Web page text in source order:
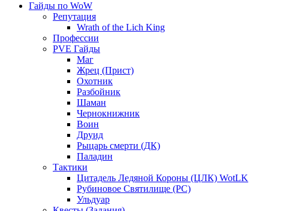
Гайды по WoW
Репутация
Wrath of the Lich King
Профессии
PVE Гайды
Маг
Жрец (Прист)
Охотник
Разбойник
Шаман
Чернокнижник
Воин
Друид
Рыцарь смерти (ДК)
Паладин
Тактики
Цитадель Ледяной Короны (ЦЛК) WotLK
Рубиновое Святилище (РС)
Ульдуар